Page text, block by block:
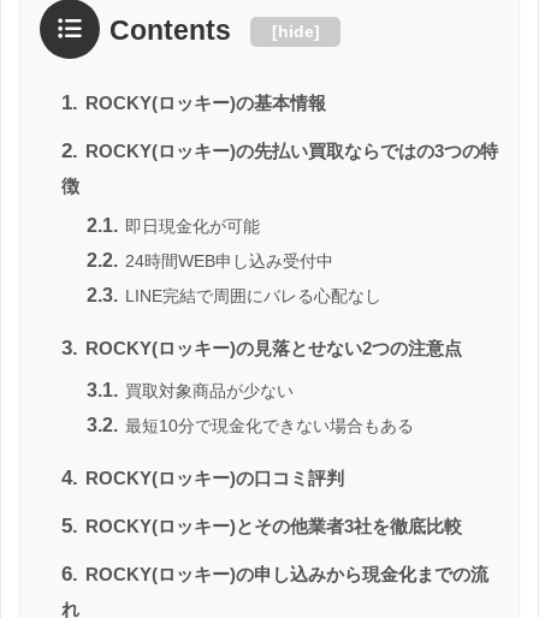
Contents [hide]
1. ROCKY(ロッキー)の基本情報
2. ROCKY(ロッキー)の先払い買取ならではの3つの特
徴
2.1. 即日現金化が可能
2.2. 24時間WEB申し込み受付中
2.3. LINE完結で周囲にバレる心配なし
3. ROCKY(ロッキー)の見落とせない2つの注意点
3.1. 買取対象商品が少ない
3.2. 最短10分で現金化できない場合もある
4. ROCKY(ロッキー)の口コミ評判
5. ROCKY(ロッキー)とその他業者3社を徹底比較
6. ROCKY(ロッキー)の申し込みから現金化までの流
れ